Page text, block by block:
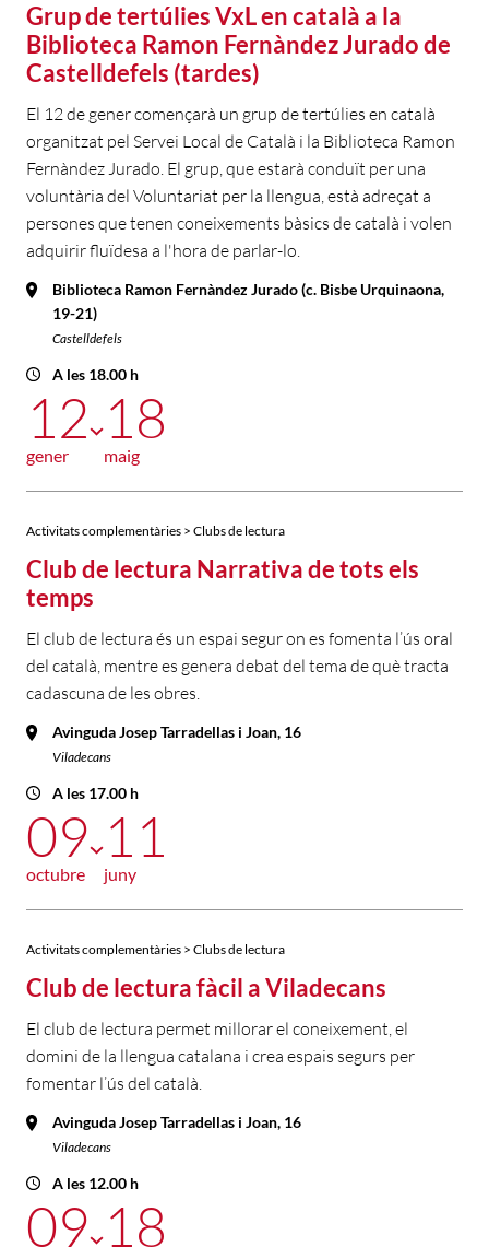
Grup de tertúlies VxL en català a la
Biblioteca Ramon Fernàndez Jurado de
Castelldefels (tardes)
El 12 de gener començarà un grup de tertúlies en català
organitzat pel Servei Local de Català i la Biblioteca Ramon
Fernàndez Jurado. El grup, que estarà conduït per una
voluntària del Voluntariat per la llengua, està adreçat a
persones que tenen coneixements bàsics de català i volen
adquirir fluïdesa a l'hora de parlar-lo.
Biblioteca Ramon Fernàndez Jurado (c. Bisbe Urquinaona,
19-21)
Castelldefels
A les 18.00 h
12
gener
18
maig
Activitats complementàries > Clubs de lectura
Club de lectura Narrativa de tots els
temps
El club de lectura és un espai segur on es fomenta l’ús oral
del català, mentre es genera debat del tema de què tracta
cadascuna de les obres.
Avinguda Josep Tarradellas i Joan, 16
Viladecans
A les 17.00 h
09
octubre
11
juny
Activitats complementàries > Clubs de lectura
Club de lectura fàcil a Viladecans
El club de lectura permet millorar el coneixement, el
domini de la llengua catalana i crea espais segurs per
fomentar l’ús del català.
Avinguda Josep Tarradellas i Joan, 16
Viladecans
A les 12.00 h
09 18